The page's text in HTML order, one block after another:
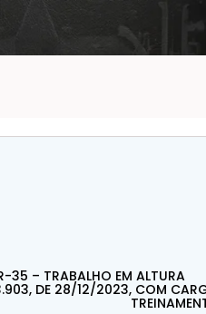
35 – TRABALHO EM ALTURA
DE 28/12/2023, COM